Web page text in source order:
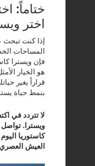
ختاماً:
اختر
إذا كنت تبحث
المساحات
فإن ويسترا
هو الخيار
قراراً يغير
بنمط حياة
لا تتردد في
ويسترا.
كاستوريا
العيش